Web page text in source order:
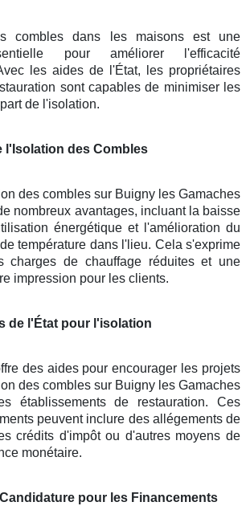
combles dans les maisons est une
pour améliorer l'efficacité
les aides de l'État, les propriétaires
sont capables de minimiser les
de l'isolation.
l'Isolation des Combles
des combles sur Buigny les Gamaches
nombreux avantages, incluant la baisse
énergétique et l'amélioration du
température dans l'lieu. Cela s'exprime
charges de chauffage réduites et une
impression pour les clients.
de l'État pour l'isolation
des aides pour encourager les projets
des combles sur Buigny les Gamaches
établissements de restauration. Ces
peuvent inclure des allégements de
crédits d'impôt ou d'autres moyens de
monétaire.
pour les Financements